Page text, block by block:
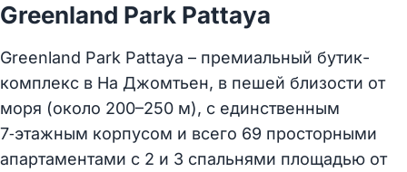
Greenland Park Pattaya
Greenland Park Pattaya – премиальный бутик-
комплекс в На Джомтьен, в пешей близости от
моря (около 200–250 м), с единственным
7‑этажным корпусом и всего 69 просторными
апартаментами с 2 и 3 спальнями площадью от